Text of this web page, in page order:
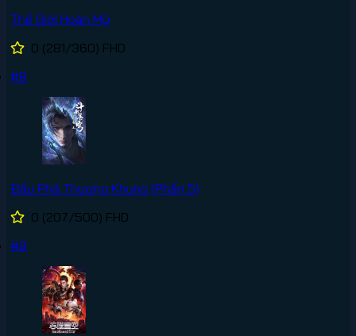
Thế Giới Hoàn Mỹ
0 (281/360) FHD
#8
Đấu Phá Thương Khung (Phần 5)
0 (207/500) FHD
#9